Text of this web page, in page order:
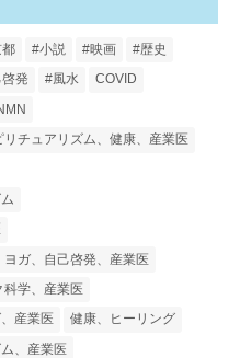
#小説 #映画
#歴史
発 #風水
COVID
リチュアリズム、健康、産業医
ヨガ、自己啓発、産業医
科学、産業医
産業医
健康、ヒーリング
、産業医